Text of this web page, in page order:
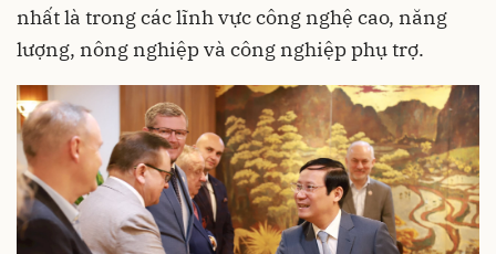
nhất là trong các lĩnh vực công nghệ cao, năng
lượng, nông nghiệp và công nghiệp phụ trợ.